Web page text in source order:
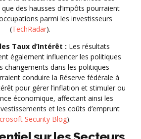
des hausses d’impôts pourraient
parmi les investisseurs
(TechRadar).
Taux d’Intérêt : Les résultats
également influencer les politiques
changements dans les politiques
conduire la Réserve fédérale à
pour gérer l’inflation et stimuler ou
économique, affectant ainsi les
et les coûts d’emprunt
Security Blog).